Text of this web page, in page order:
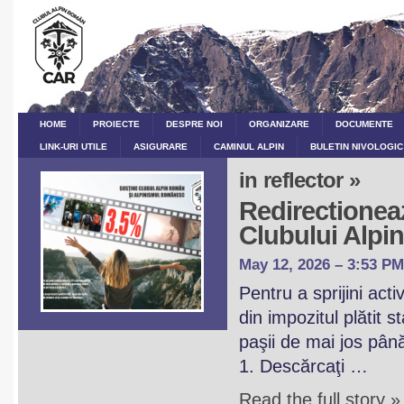
HOME PROIECTE DESPRE NOI ORGANIZARE DOCUMENTE
LINK-URI UTILE ASIGURARE CAMINUL ALPIN BULETIN
in reflector »
Clubului
May 12, 2026 – 3:53 PM
Pentru a sprijini
din impozitul plătit
paşii de mai jos
1. Descărcaţi …
Read the full story »